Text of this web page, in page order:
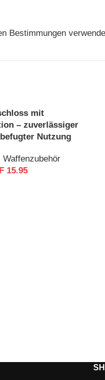
Bestimmungen
mit
– zuverlässiger
Nutzung
Waffenzubehör
15.95